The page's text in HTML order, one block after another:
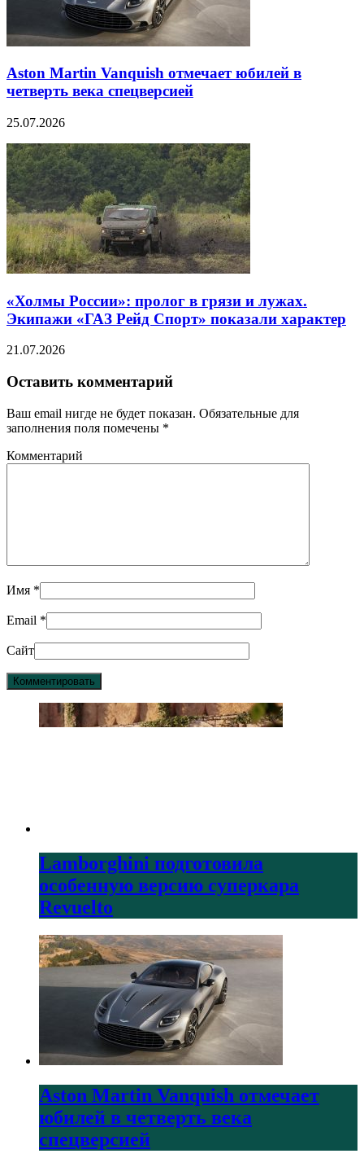
Aston Martin Vanquish отмечает юбилей в
четверть века спецверсией
25.07.2026
«Холмы России»: пролог в грязи и лужах.
Экипажи «ГАЗ Рейд Спорт» показали характер
21.07.2026
Оставить комментарий
Ваш email нигде не будет показан. Обязательные для
заполнения поля помечены *
Комментарий
Имя *
Email *
Сайт
Lamborghini подготовила
особенную версию суперкара
Revuelto
Aston Martin Vanquish отмечает
юбилей в четверть века
спецверсией